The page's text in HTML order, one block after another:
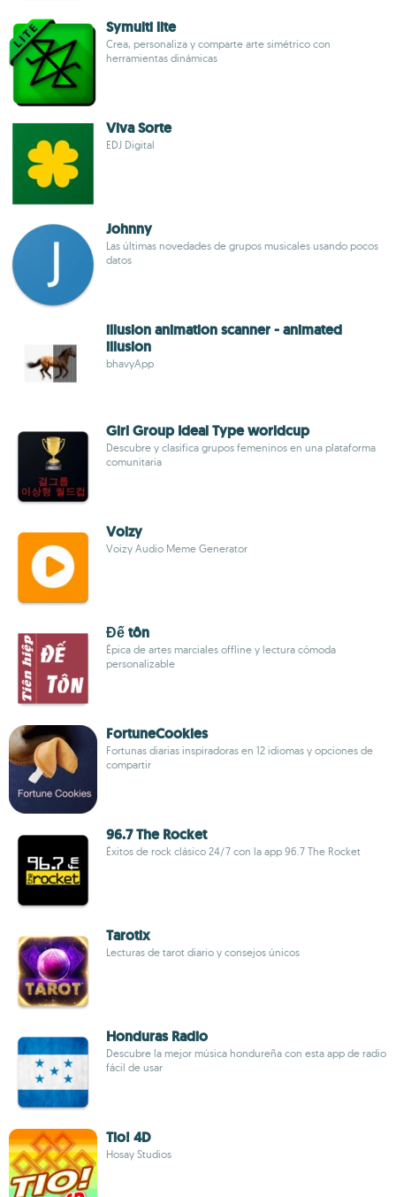
Symulti lite
Crea, personaliza y comparte arte simétrico con
herramientas dinámicas
Viva Sorte
EDJ Digital
Johnny
Las últimas novedades de grupos musicales usando pocos
datos
illusion animation scanner - animated
illusion
bhavyApp
Girl Group Ideal Type worldcup
Descubre y clasifica grupos femeninos en una plataforma
comunitaria
Voizy
Voizy Audio Meme Generator
Đế tôn
Épica de artes marciales offline y lectura cómoda
personalizable
FortuneCookies
Fortunas diarias inspiradoras en 12 idiomas y opciones de
compartir
96.7 The Rocket
Éxitos de rock clásico 24/7 con la app 96.7 The Rocket
Tarotix
Lecturas de tarot diario y consejos únicos
Honduras Radio
Descubre la mejor música hondureña con esta app de radio
fácil de usar
Tio! 4D
Hosay Studios